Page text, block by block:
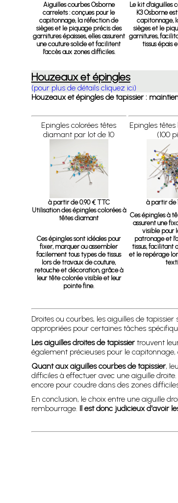
Aiguilles courbes Osborne
carrelets :conçues pour le
capitonnage, la réfection de
sièges et le piquage précis des
garnitures épaisses, elles assurent
une couture solide et facilitent
l’accès aux zones difficiles.
Le kit d’aiguilles
K3 Osborne
capitonnage,
sièges et le
garnitures,
tissus épais
Houzeaux et épingles
(pour plus de détails cliquez ici)
Houzeaux et épingles de tapissier :
Epingles colorées têtes
diamant par lot de 10
à partir de 0.90 € TTC
Utilisation des épingles colorées à
têtes diamant
Ces épingles sont idéales pour
fixer, marquer ou assembler
facilement tous types de tissus
lors de travaux de couture,
retouche et décoration, grâce à
leur tête colorée visible et leur
pointe fine.
Epingles
(100
à partir de
Ces épingles à
assurent une
visible pour
patronage et
tissus, facilitant
et le repérage
Droites ou courbes, les aiguilles de
appropriées pour certaines tâches
Les aiguilles droites de tapissiertrouvent
également précieuses pour le
Quant aux aiguilles courbes de tapissier,
difficiles à effectuer avec une aiguille
encore pour coudre dans des zones
En conclusion, le choix entre une aiguille
rembourrage. Il est donc judicieux d'avoir